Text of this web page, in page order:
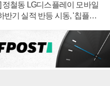
정철동 LG디스플레이 모바일
반기 실적 반등 시동, '칩플레